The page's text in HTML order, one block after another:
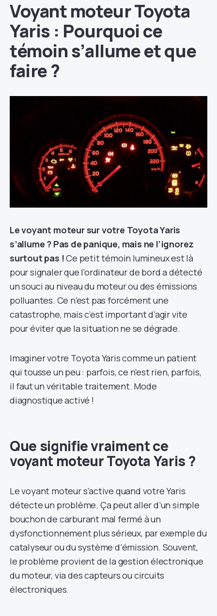
Voyant moteur Toyota
Yaris : Pourquoi ce
témoin s’allume et que
faire ?
Le voyant moteur sur votre Toyota Yaris
s’allume ? Pas de panique, mais ne l’ignorez
surtout pas !Ce petit témoin lumineux est là
pour signaler que l’ordinateur de bord a détecté
un souci au niveau du moteur ou des émissions
polluantes. Ce n’est pas forcément une
catastrophe, mais c’est important d’agir vite
pour éviter que la situation ne se dégrade.
Imaginer votre Toyota Yaris comme un patient
qui tousse un peu : parfois, ce n’est rien, parfois,
il faut un véritable traitement. Mode
diagnostique activé !
Que signifie vraiment ce
voyant moteur Toyota Yaris ?
Le voyant moteur s’active quand votre Yaris
détecte un problème. Ça peut aller d’un simple
bouchon de carburant mal fermé à un
dysfonctionnement plus sérieux, par exemple du
catalyseur ou du système d’émission. Souvent,
le problème provient de la gestion électronique
du moteur, via des capteurs ou circuits
électroniques.